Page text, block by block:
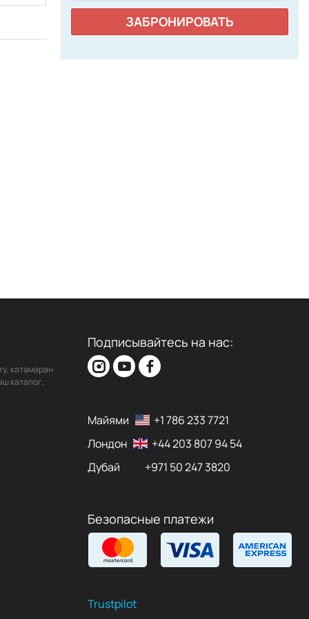
ЗАБРОНИРОВАТЬ
катамаран
каталог,
Подписывайтесь на нас:
Майями
+1 786 233 7721
Лондон
+44 203 807 94 54
Дубай
+971 50 247 3820
Безопасные платежи
Trustpilot